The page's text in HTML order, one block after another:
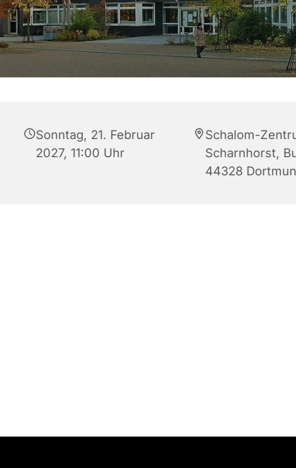
Sonntag, 21. Februar
2027, 11:00 Uhr
Schalom-
Scharnhorst,
44328